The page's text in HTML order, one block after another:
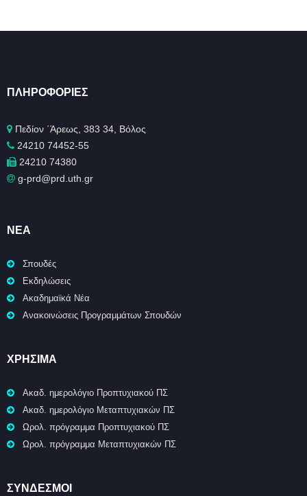
ΠΛΗΡΟΦΟΡΊΕΣ
Πεδίον ΄Άρεως, 383 34, Βόλος
24210 74452-55
24210 74380
g-prd@prd.uth.gr
ΝΈΑ
Σπουδές
Εκδηλώσεις
Ακαδημαϊκά Νέα
Ανακοινώσεις Προγραμμάτων Σπουδών
ΧΡΉΣΙΜΑ
Ακαδ. ημερολόγιο Προπτυχιακού ΠΣ
Ακαδ. ημερολόγιο Μεταπτυχιακών ΠΣ
Ωρολ. πρόγραμμα Προπτυχιακού ΠΣ
Ωρολ. πρόγραμμα Μεταπτυχιακών ΠΣ
ΣΥΝΔΕΣΜΟΙ